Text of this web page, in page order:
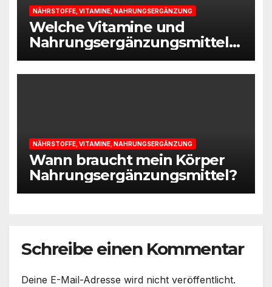
NÄHRSTOFFE, VITAMINE, NAHRUNGSERGÄNZUNG
Welche Vitamine und
Nahrungsergänzungsmittel
im Alter ratsam sind
NÄHRSTOFFE, VITAMINE, NAHRUNGSERGÄNZUNG
Wann braucht mein Körper
Nahrungsergänzungsmittel?
Schreibe einen Kommentar
Deine E-Mail-Adresse wird nicht veröffentlicht.